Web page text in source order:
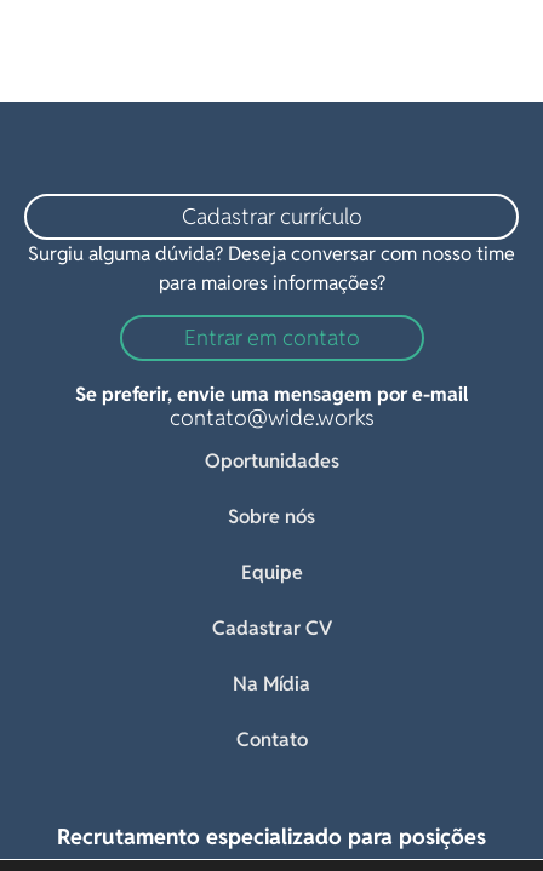
Cadastrar currículo
Surgiu alguma dúvida? Deseja conversar com nosso time
para maiores informações?
Entrar em contato
Se preferir, envie uma mensagem por e-mail
contato@wide.works
Oportunidades
Sobre nós
Equipe
Cadastrar CV
Na Mídia
Contato
Recrutamento especializado para posições